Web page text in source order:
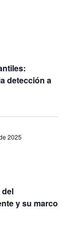
detección a
2025
y su marco